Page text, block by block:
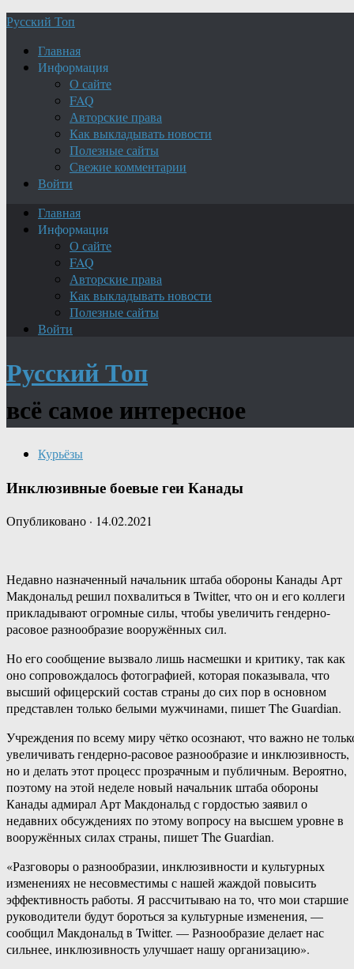
Русский Топ
Главная
Информация
О сайте
FAQ
Авторские права
Как выкладывать новости
Полезные сайты
Свежие комментарии
Войти
Главная
Информация
О сайте
FAQ
Авторские права
Как выкладывать новости
Полезные сайты
Войти
Русский Топ
всё самое интересное
Курьёзы
Инклюзивные боевые геи Канады
Опубликовано · 14.02.2021
Недавно назначенный начальник штаба обороны Канады Арт
Макдональд решил похвалиться в Twitter, что он и его коллеги
прикладывают огромные силы, чтобы увеличить гендерно-
расовое разнообразие вооружённых сил.
Но его сообщение вызвало лишь насмешки и критику, так как
оно сопровождалось фотографией, которая показывала, что
высший офицерский состав страны до сих пор в основном
представлен только белыми мужчинами, пишет The Guardian.
Учреждения по всему миру чётко осознают, что важно не
увеличивать гендерно-расовое разнообразие и инклюзивность,
но и делать этот процесс прозрачным и публичным. Вероятно,
поэтому на этой неделе новый начальник штаба обороны
Канады адмирал Арт Макдональд с гордостью заявил о
недавних обсуждениях по этому вопросу на высшем уровне в
вооружённых силах страны, пишет The Guardian.
«Разговоры о разнообразии, инклюзивности и культурных
изменениях не несовместимы с нашей жаждой повысить
эффективность работы. Я рассчитываю на то, что мои старшие
руководители будут бороться за культурные изменения, —
сообщил Макдональд в Twitter. — Разнообразие делает нас
сильнее, инклюзивность улучшает нашу организацию».